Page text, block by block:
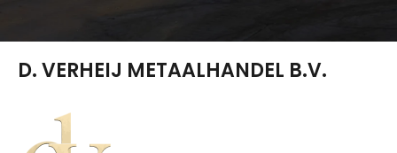
D. VERHEIJ METAALHANDEL B.V.